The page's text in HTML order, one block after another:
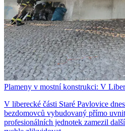
Plameny v mostní konstrukci: V
V liberecké části Staré Pavlovice
bezdomovců vybudovaný přímo
profesionálních jednotek zamezil